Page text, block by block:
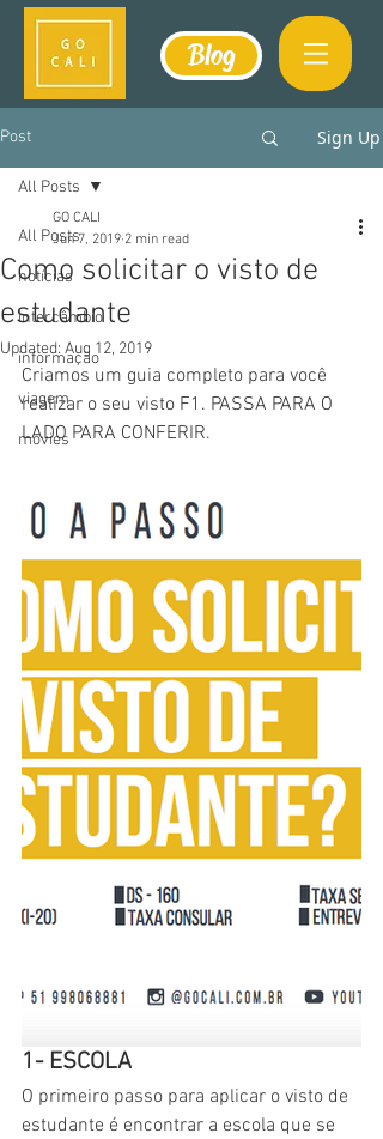
Blog
Post Sign Up
All Posts
notícias
intercâmbio
informação
viagem
movies
All Posts
Como solicitar o visto de
estudante
GO CALI
Jun 7, 2019 2 min read
Updated: Aug 12, 2019
Criamos um guia completo para você
realizar o seu visto F1. PASSA PARA O
LADO PARA CONFERIR.
1- ESCOLA
O primeiro passo para aplicar o visto de
estudante é encontrar a escola que se